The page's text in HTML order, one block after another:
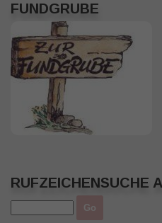
FUNDGRUBE
RUFZEICHENSUCHE